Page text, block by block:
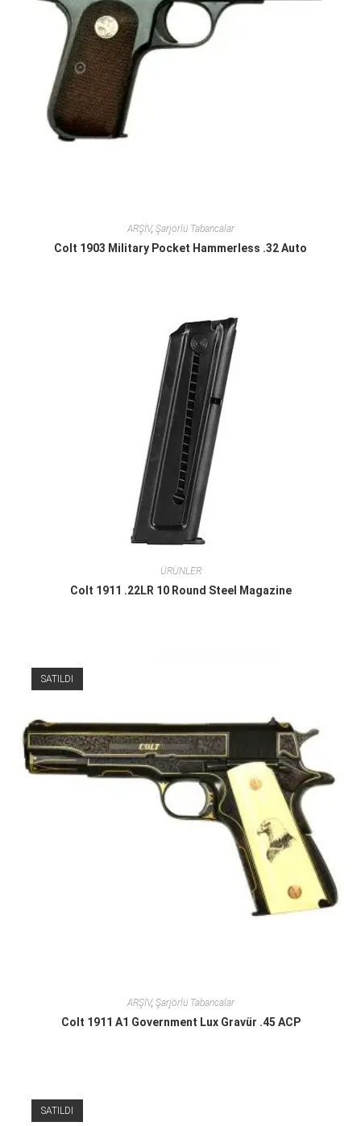
ARŞİV, Şarjörlü Tabancalar
Colt 1903 Military Pocket Hammerless .32 Auto
ÜRÜNLER
Colt 1911 .22LR 10 Round Steel Magazine
SATILDI
ARŞİV, Şarjörlü Tabancalar
Colt 1911 A1 Government Lux Gravür .45 ACP
SATILDI